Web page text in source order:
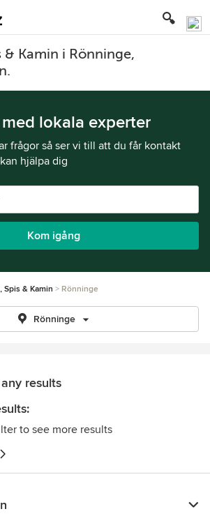
& Kamin i Rönninge,
lokala experter
frågor så ser vi till att du får kontakt
hjälpa dig
Kom igång
Spis & Kamin Rönninge
Rönninge
results
to see more results